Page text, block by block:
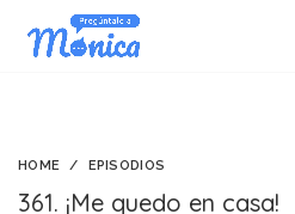
HOME EPISODIOS
361. ¡Me quedo en casa!